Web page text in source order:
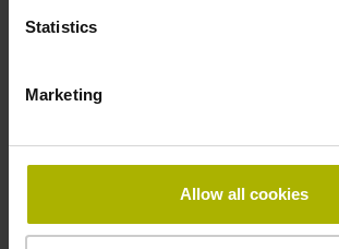
Statistics
Marketing
Allow all cookies
ERN 100系列